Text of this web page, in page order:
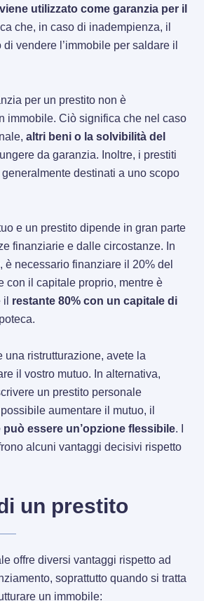
utilizzato come garanzia per il
che, in caso di inadempienza, il
vendere l’immobile per saldare il
per un prestito non è
immobile. Ciò significa che nel caso
altri beni o la solvibilità del
da garanzia. Inoltre, i prestiti
destinati a uno scopo
e un prestito dipende in gran parte
finanziarie e dalle circostanze. In
è necessario finanziare il 20% del
con il capitale proprio, mentre è
restante 80% con un capitale di
una ristrutturazione, avete la
il vostro mutuo. In alternativa,
un prestito personale
aumentare il mutuo, il
essere un’opzione flessibile. I
alcuni vantaggi decisivi rispetto
un prestito
offre diversi vantaggi rispetto ad
soprattutto quando si tratta
un immobile: